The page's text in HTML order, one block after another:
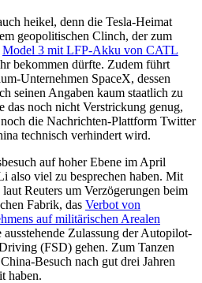
heikel, denn die Tesla-Heimat
geopolitischen Clinch, der zum
Model 3 mit LFP-Akku von CATL
bekommen dürfte. Zudem führt
Unternehmen SpaceX, dessen
seinen Angaben kaum staatlich zu
das noch nicht Verstrickung genug,
die Nachrichten-Plattform Twitter
technisch verhindert wird.
auf hoher Ebene im April
also viel zu besprechen haben. Mit
Reuters um Verzögerungen beim
Fabrik, das Verbot von
auf militärischen Arealen
Zulassung der Autopilot-
(FSD) gehen. Zum Tanzen
Besuch nach gut drei Jahren
haben.